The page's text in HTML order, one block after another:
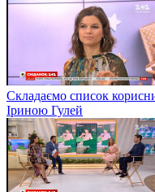
Складаємо список
Іриною Гулей